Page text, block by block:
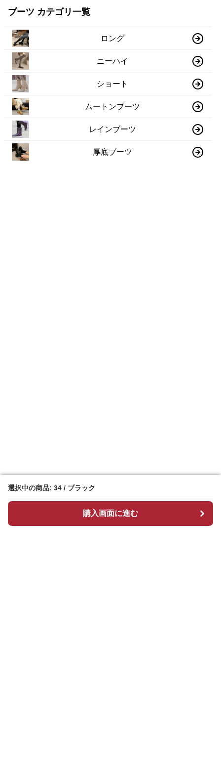
選択中の商品: 34 / ブラック
購入画面に進む
選択中の商品: 34 / ブラック
購入画面に進む
ブーツ カテゴリ一覧
ロング
ニーハイ
ショート
ムートンブーツ
レインブーツ
厚底ブーツ